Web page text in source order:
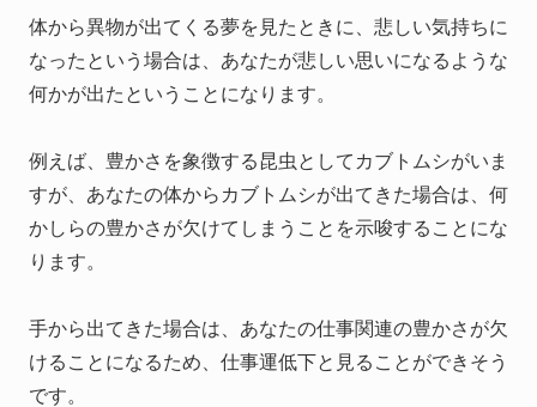
体から異物が出てくる夢を見たときに、悲しい気持ちに
なったという場合は、あなたが悲しい思いになるような
何かが出たということになります。
例えば、豊かさを象徴する昆虫としてカブトムシがいま
すが、あなたの体からカブトムシが出てきた場合は、何
かしらの豊かさが欠けてしまうことを示唆することにな
ります。
手から出てきた場合は、あなたの仕事関連の豊かさが欠
けることになるため、仕事運低下と見ることができそう
です。